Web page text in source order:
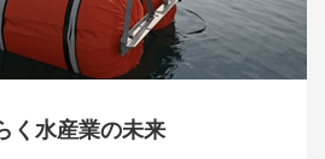
く水産業の未来